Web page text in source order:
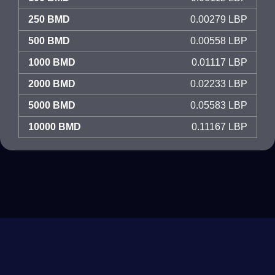
250 BMD 0.00279 LBP
500 BMD 0.00558 LBP
1000 BMD 0.01117 LBP
2000 BMD 0.02233 LBP
5000 BMD 0.05583 LBP
10000 BMD 0.11167 LBP